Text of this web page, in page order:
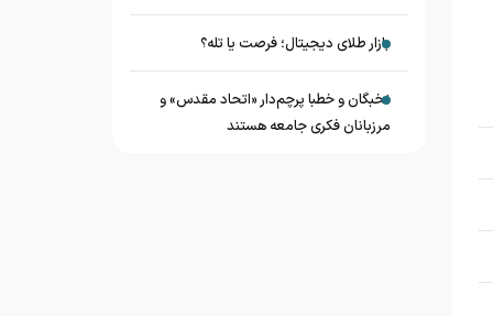
بازار طلای دیجیتال؛ فرصت یا تله؟
نخبگان و خطبا پرچم‌دار «اتحاد مقدس» و
مرزبانان فکری جامعه هستند